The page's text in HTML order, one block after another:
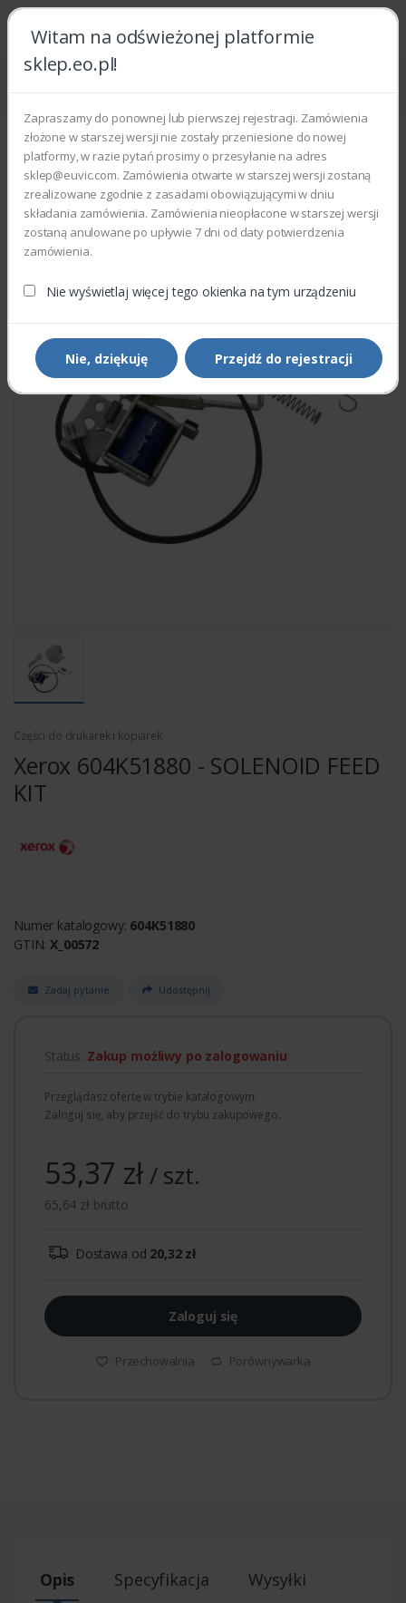
Witam na odświeżonej platformie
sklep.eo.pl!
Zapraszamy do ponownej lub pierwszej rejestracji. Zamówienia
złożone w starszej wersji nie zostały przeniesione do nowej
platformy, w razie pytań prosimy o przesyłanie na adres
sklep@euvic.com. Zamówienia otwarte w starszej wersji zostaną
zrealizowane zgodnie z zasadami obowiązującymi w dniu
składania zamówienia. Zamówienia nieopłacone w starszej wersji
zostaną anulowane po upływie 7 dni od daty potwierdzenia
zamówienia.
Nie wyświetlaj więcej tego okienka na tym urządzeniu
Nie, dziękuję Przejdź do rejestracji
Strona główna Części zamienne
Części do drukarek i kopiarek
Xerox 604K51880 - SOLENOID FEED
KIT
Numer katalogowy: 604K51880
GTIN:X_00572
Zadaj pytanie Udostępnij
Status: Zakup możliwy po zalogowaniu
Przeglądasz ofertę w trybie katalogowym.
Zaloguj się, aby przejść do trybu zakupowego.
53,37 zł/ szt.
65,64 zł brutto
Dostawa od 20,32 zł
Zaloguj się
Przechowalnia Porównywarka
Opis Specyfikacja Wysyłki